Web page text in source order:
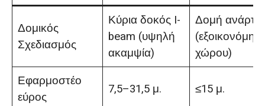
Δομικός
Σχεδιασμός
Κύρια δοκός I-
beam (υψηλή
ακαμψία)
Δομή
χώρου)
Εφαρμοστέο
εύρος
7,5–31,5 μ. ≤15 μ.